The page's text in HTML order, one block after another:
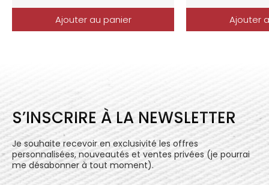
Ajouter au panier Ajouter
S’INSCRIRE À LA NEWSLETTER
Je souhaite recevoir en exclusivité les offres
personnalisées, nouveautés et ventes privées (je pourrai
me désabonner à tout moment).